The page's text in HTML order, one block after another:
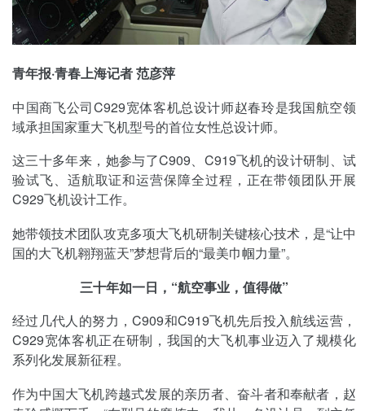
青年报·青春上海记者 范彦萍
中国商飞公司C929宽体客机总设计师赵春玲是我国航空领
域承担国家重大飞机型号的首位女性总设计师。
这三十多年来，她参与了C909、C919飞机的设计研制、试
验试飞、适航取证和运营保障全过程，正在带领团队开展
C929飞机设计工作。
她带领技术团队攻克多项大飞机研制关键核心技术，是“让中
国的大飞机翱翔蓝天”梦想背后的“最美巾帼力量”。
三十年如一日，“航空事业，值得做”
经过几代人的努力，C909和C919飞机先后投入航线运营，
C929宽体客机正在研制，我国的大飞机事业迈入了规模化
系列化发展新征程。
作为中国大飞机跨越式发展的亲历者、奋斗者和奉献者，赵